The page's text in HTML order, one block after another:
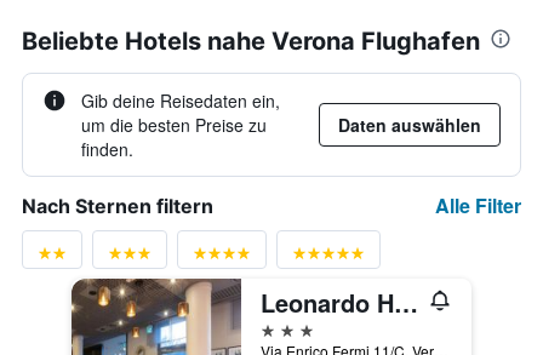
Beliebte Hotels nahe Verona Flughafen
Gib deine Reisedaten ein,
um die besten Preise zu
finden.
Daten auswählen
Nach Sternen filtern Alle Filter
Leonardo Hotel Verona
3 Sterne